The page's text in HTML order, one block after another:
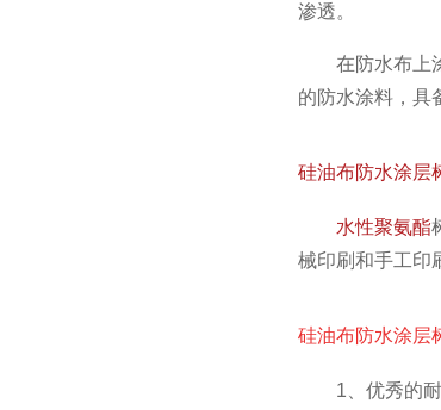
渗透。
在防水布上
的防水涂料，具
硅油布防水涂层
水性聚氨酯
械印刷和手工印
硅油布防水涂层
1、优秀的